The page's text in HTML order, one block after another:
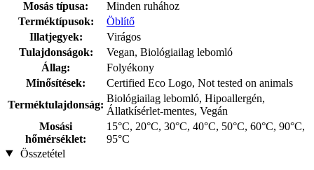
Mosás típusa:
Minden ruhához
Terméktípusok:
Öblítő
Illatjegyek:
Virágos
Tulajdonságok:
Vegan, Biológiailag lebomló
Állag:
Folyékony
Minősítések:
Certified Eco Logo, Not tested on animals
Terméktulajdonság:
Biológiailag lebomló, Hipoallergén,
Állatkísérlet-mentes, Vegán
Mosási
hőmérséklet:
15°C, 20°C, 30°C, 40°C, 50°C, 60°C, 90°C,
95°C
Összetétel